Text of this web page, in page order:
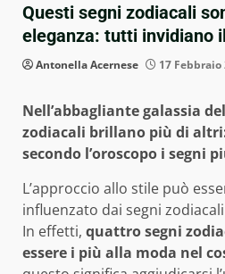
Questi segni zodiacali
eleganza: tutti invidiano
Antonella Acernese 17 Febbraio
Nell’abbagliante galassia
zodiacali brillano più di
secondo l’oroscopo i segni
L’approccio allo stile può
influenzato dai segni
In effetti, quattro segni
essere i più alla moda nel